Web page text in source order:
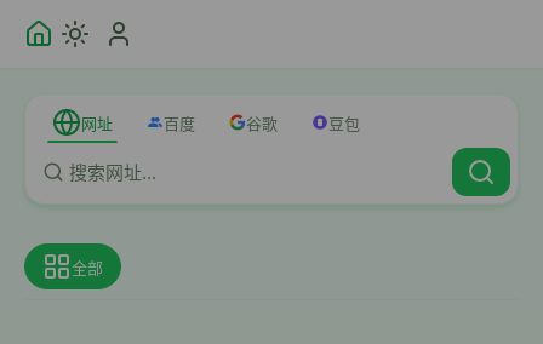
网址 百度 谷歌 豆包
全部